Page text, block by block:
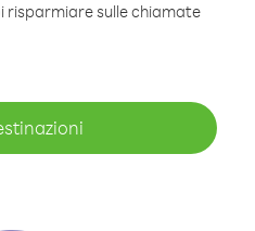
risparmiare sulle chiamate